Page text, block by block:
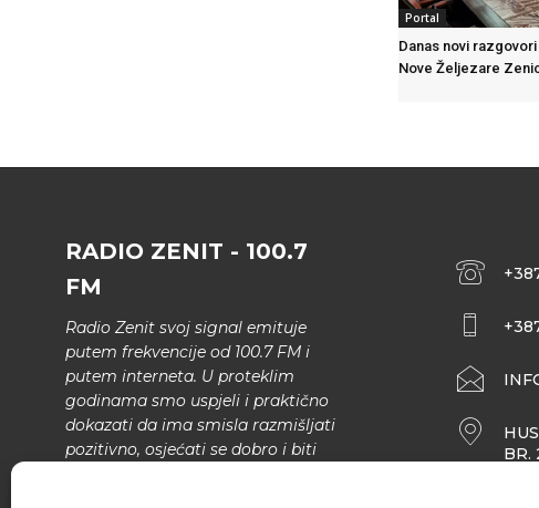
Portal
Danas novi
Nove Željezare
RADIO ZENIT - 100.7
FM
Radio Zenit svoj signal emituje
putem frekvencije od 100.7 FM i
putem interneta. U proteklim
godinama smo uspjeli i praktično
dokazati da ima smisla razmišljati
pozitivno, osjećati se dobro i biti
BR.